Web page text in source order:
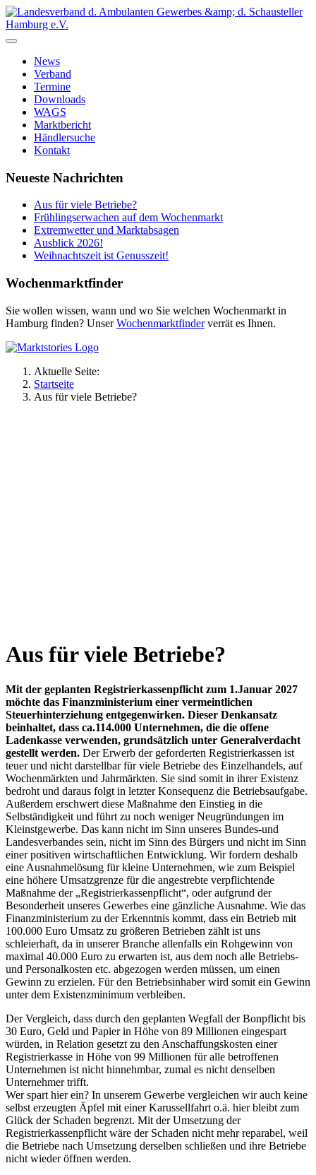
News
Verband
Termine
Downloads
WAGS
Marktbericht
Händlersuche
Kontakt
Neueste Nachrichten
Aus für viele Betriebe?
Frühlingserwachen auf dem Wochenmarkt
Extremwetter und Marktabsagen
Ausblick 2026!
Weihnachtszeit ist Genusszeit!
Wochenmarktfinder
Sie wollen wissen, wann und wo Sie welchen Wochenmarkt in
Hamburg finden? UnserWochenmarktfinderverrät es Ihnen.
Aktuelle Seite:
Startseite
Aus für viele Betriebe?
Aus für viele Betriebe?
Mit der geplanten Registrierkassenpflicht zum 1.Januar 2027
möchte das Finanzministerium einer vermeintlichen
Steuerhinterziehung entgegenwirken. Dieser Denkansatz
beinhaltet, dass ca.114.000 Unternehmen, die die offene
Ladenkasse verwenden, grundsätzlich unter Generalverdacht
gestellt werden. Der Erwerb der geforderten Registrierkassen ist
teuer und nicht darstellbar für viele Betriebe des Einzelhandels, auf
Wochenmärkten und Jahrmärkten. Sie sind somit in ihrer Existenz
bedroht und daraus folgt in letzter Konsequenz die Betriebsaufgabe.
Außerdem erschwert diese Maßnahme den Einstieg in die
Selbständigkeit und führt zu noch weniger Neugründungen im
Kleinstgewerbe. Das kann nicht im Sinn unseres Bundes-und
Landesverbandes sein, nicht im Sinn des Bürgers und nicht im Sinn
einer positiven wirtschaftlichen Entwicklung. Wir fordern deshalb
eine Ausnahmelösung für kleine Unternehmen, wie zum Beispiel
eine höhere Umsatzgrenze für die angestrebte verpflichtende
Maßnahme der „Registrierkassenpflicht“, oder aufgrund der
Besonderheit unseres Gewerbes eine gänzliche Ausnahme. Wie das
Finanzministerium zu der Erkenntnis kommt, dass ein Betrieb mit
100.000 Euro Umsatz zu größeren Betrieben zählt ist uns
schleierhaft, da in unserer Branche allenfalls ein Rohgewinn von
maximal 40.000 Euro zu erwarten ist, aus dem noch alle Betriebs-
und Personalkosten etc. abgezogen werden müssen, um einen
Gewinn zu erzielen. Für den Betriebsinhaber wird somit ein Gewinn
unter dem Existenzminimum verbleiben.
Der Vergleich, dass durch den geplanten Wegfall der Bonpflicht bis
30 Euro, Geld und Papier in Höhe von 89 Millionen eingespart
würden, in Relation gesetzt zu den Anschaffungskosten einer
Registrierkasse in Höhe von 99 Millionen für alle betroffenen
Unternehmen ist nicht hinnehmbar, zumal es nicht denselben
Unternehmer trifft.
Wer spart hier ein? In unserem Gewerbe vergleichen wir auch keine
selbst erzeugten Äpfel mit einer Karussellfahrt o.ä. hier bleibt zum
Glück der Schaden begrenzt. Mit der Umsetzung der
Registrierkassenpflicht wäre der Schaden nicht mehr reparabel, weil
die Betriebe nach Umsetzung derselben schließen und ihre Betriebe
nicht wieder öffnen werden.